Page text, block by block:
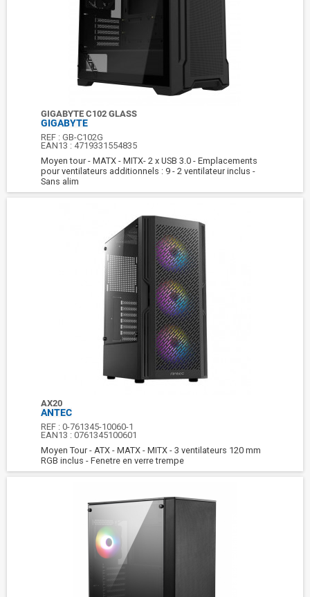
GIGABYTE C102 GLASS
GIGABYTE
REF :GB-C102G
EAN13 : 4719331554835
Moyen tour - MATX - MITX- 2 x USB 3.0 - Emplacements
pour ventilateurs additionnels : 9 - 2 ventilateur inclus -
Sans alim
AX20
ANTEC
REF :0-761345-10060-1
EAN13 :0761345100601
Moyen Tour - ATX - MATX - MITX - 3 ventilateurs 120 mm
RGB inclus - Fenetre en verre trempe